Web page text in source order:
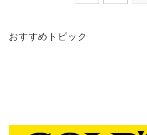
おすすめトピック